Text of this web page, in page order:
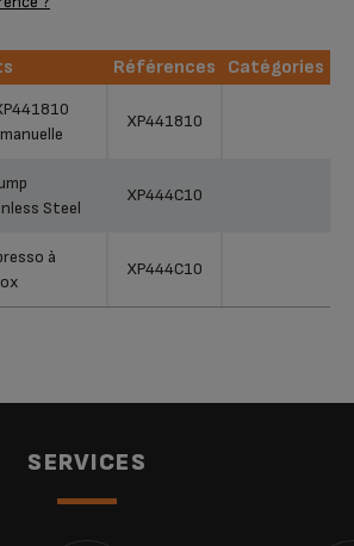
Références
Catégories
XP441810
Steel
XP444C10
à
XP444C10
SERVICES